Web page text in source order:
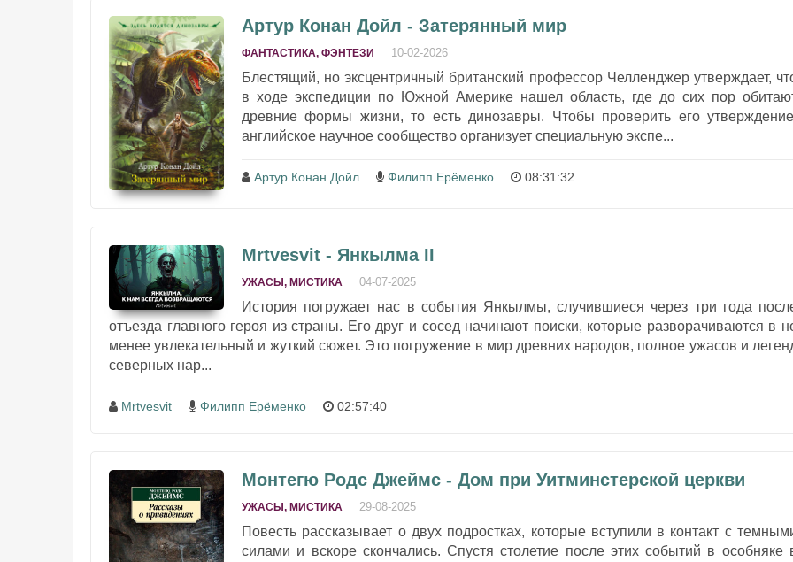
Артур Конан Дойл - Затерянный мир
ФАНТАСТИКА, ФЭНТЕЗИ 10-02-2026
Блестящий, но эксцентричный британский профессор Челленджер утверждает,
в ходе экспедиции по Южной Америке нашел область, где до сих пор
древние формы жизни, то есть динозавры. Чтобы проверить его
английское научное сообщество организует специальную экспе...
Артур Конан Дойл Филипп Ерёменко 08:31:32
Mrtvesvit - Янкылма II
УЖАСЫ, МИСТИКА 04-07-2025
История погружает нас в события Янкылмы, случившиеся через три года
отъезда главного героя из страны. Его друг и сосед начинают поиски, которые разворачиваются в
менее увлекательный и жуткий сюжет. Это погружение в мир древних народов, полное ужасов и
северных нар...
Mrtvesvit Филипп Ерёменко 02:57:40
Монтегю Родс Джеймс - Дом при Уитминстерской церкви
УЖАСЫ, МИСТИКА 29-08-2025
Повесть рассказывает о двух подростках, которые вступили в контакт с
силами и вскоре скончались. Спустя столетие после этих событий в особняке